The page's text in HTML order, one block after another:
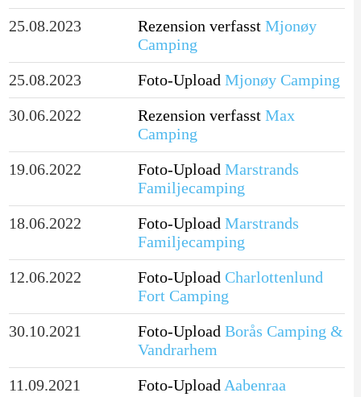
25.08.2023
Rezension verfasst Mjonøy
Camping
25.08.2023
Foto-Upload Mjonøy Camping
30.06.2022
Rezension verfasst Max
Camping
19.06.2022
Foto-Upload Marstrands
Familjecamping
18.06.2022
Foto-Upload Marstrands
Familjecamping
12.06.2022
Foto-Upload Charlottenlund
Fort Camping
30.10.2021
Foto-Upload Borås Camping &
Vandrarhem
11.09.2021
Foto-Upload Aabenraa